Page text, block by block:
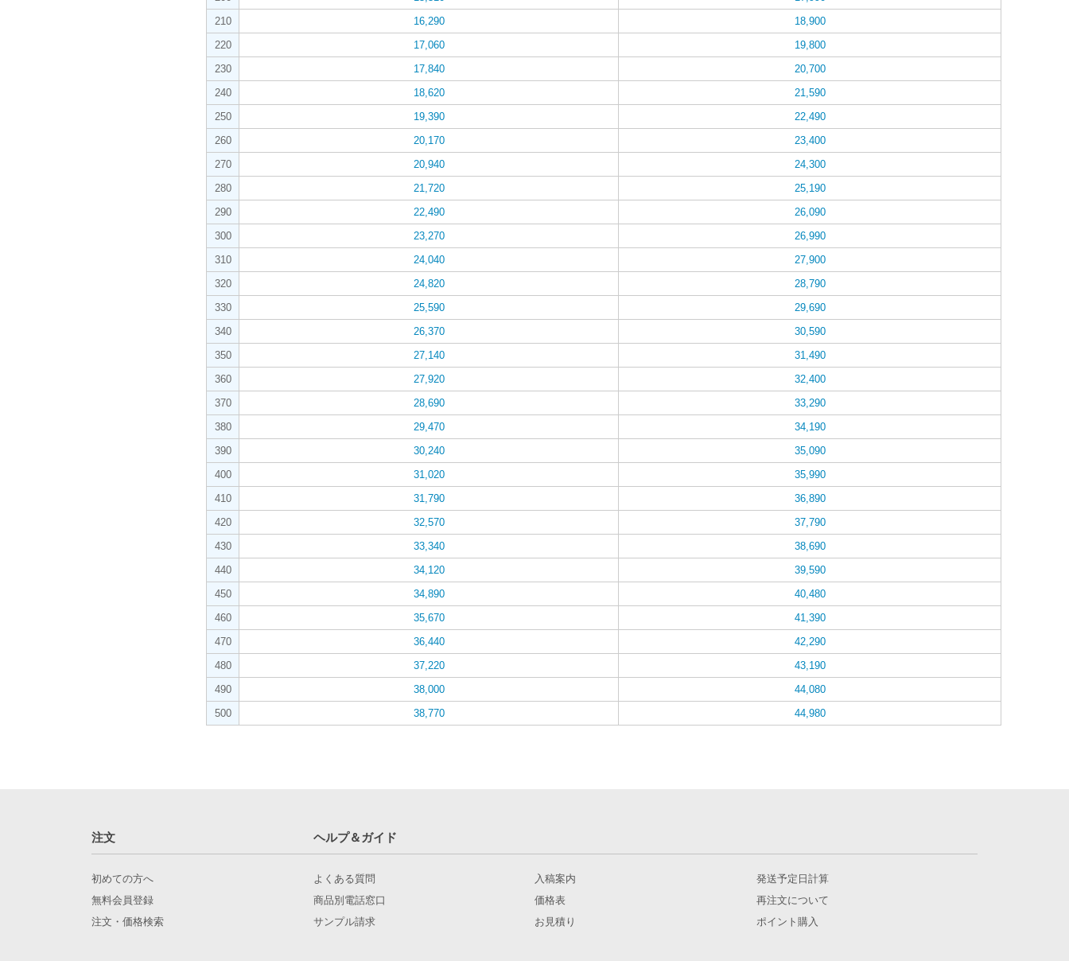
210
16,290
18,900
220
17,060
19,800
230
17,840
20,700
240
18,620
21,590
250
19,390
22,490
260
20,170
23,400
270
20,940
24,300
280
21,720
25,190
290
22,490
26,090
300
23,270
26,990
310
24,040
27,900
320
24,820
28,790
330
25,590
29,690
340
26,370
30,590
350
27,140
31,490
360
27,920
32,400
370
28,690
33,290
380
29,470
34,190
390
30,240
35,090
400
31,020
35,990
410
31,790
36,890
420
32,570
37,790
430
33,340
38,690
440
34,120
39,590
450
34,890
40,480
460
35,670
41,390
470
36,440
42,290
480
37,220
43,190
490
38,000
44,080
500
38,770 44,980
注文 ヘルプ＆ガイド
初めての方へ
無料会員登録
注文・価格検索
よくある質問
商品別電話窓口
サンプル請求
入稿案内
価格表
お見積り
発送予定日計算
再注文について
ポイント購入